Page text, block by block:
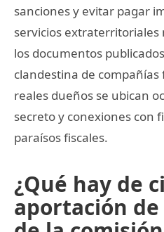
sanciones y evitar pagar
servicios extraterritoriales
los documentos
clandestina de compañías
reales dueños se ubican
secreto y conexiones con
paraísos fiscales.
¿Qué hay de
aportación